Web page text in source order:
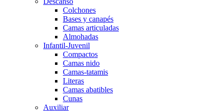
Colchones
Bases y canapés
Camas articuladas
Almohadas
Infantil-Juvenil
Compactos
Camas nido
Camas-tatamis
Literas
Camas abatibles
Cunas
Auxiliar